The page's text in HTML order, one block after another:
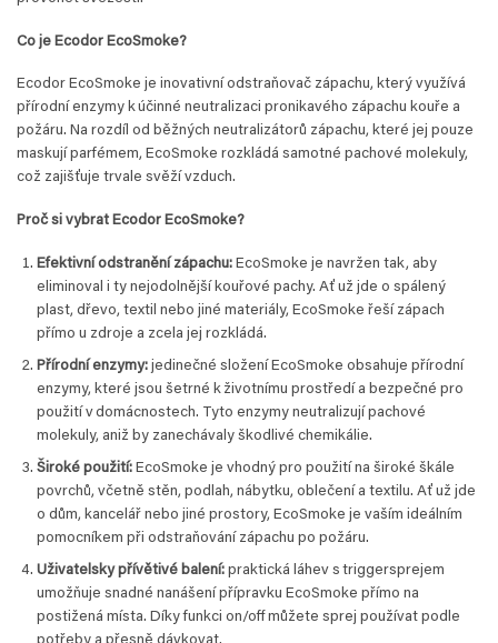
Co je Ecodor EcoSmoke?
Ecodor EcoSmoke je inovativní odstraňovač zápachu, který využívá
přírodní enzymy k účinné neutralizaci pronikavého zápachu kouře a
požáru. Na rozdíl od běžných neutralizátorů zápachu, které jej pouze
maskují parfémem, EcoSmoke rozkládá samotné pachové molekuly,
což zajišťuje trvale svěží vzduch.
Proč si vybrat Ecodor EcoSmoke?
Efektivní odstranění zápachu:EcoSmoke je navržen tak, aby
eliminoval i ty nejodolnější kouřové pachy. Ať už jde o spálený
plast, dřevo, textil nebo jiné materiály, EcoSmoke řeší zápach
přímo u zdroje a zcela jej rozkládá.
Přírodní enzymy:jedinečné složení EcoSmoke obsahuje přírodní
enzymy, které jsou šetrné k životnímu prostředí a bezpečné pro
použití v domácnostech. Tyto enzymy neutralizují pachové
molekuly, aniž by zanechávaly škodlivé chemikálie.
Široké použití: EcoSmoke je vhodný pro použití na široké škále
povrchů, včetně stěn, podlah, nábytku, oblečení a textilu. Ať už jde
o dům, kancelář nebo jiné prostory, EcoSmoke je vaším ideálním
pomocníkem při odstraňování zápachu po požáru.
Uživatelsky přívětivé balení: praktická láhev s triggersprejem
umožňuje snadné nanášení přípravku EcoSmoke přímo na
postižená místa. Díky funkci on/off můžete sprej používat podle